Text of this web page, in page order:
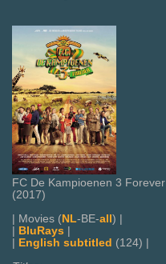
FC De Kampioenen 3 Forever
(2017)
| Movies (NL-BE-all) |
| BluRays |
| English subtitled (124) |